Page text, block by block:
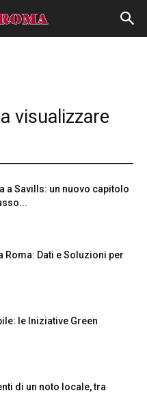
visualizzare
a Savills: un nuovo capitolo
Roma: Dati e Soluzioni per
le Iniziative Green
di un noto locale, tra